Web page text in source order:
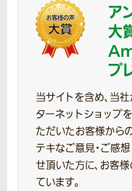
ア
大
プ
当サイトを含め、当
ターネットショップ
ただいたお客様から
テキなご意見・ご感
せ頂いた方に、お客
ています。